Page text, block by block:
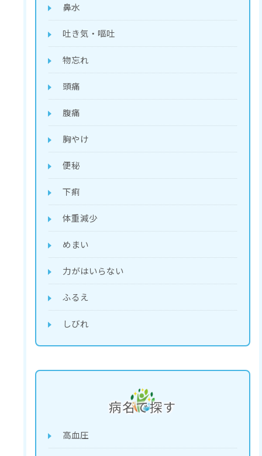
鼻水
吐き気・嘔吐
物忘れ
頭痛
腹痛
胸やけ
便秘
下痢
体重減少
めまい
力がはいらない
ふるえ
しびれ
病名で探す
高血圧